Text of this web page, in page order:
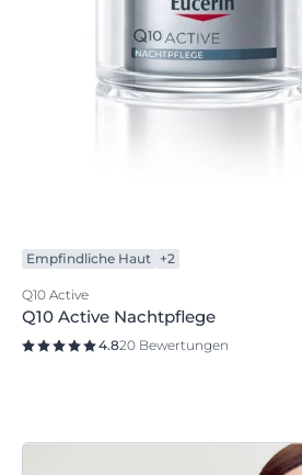
Empfindliche Haut +2
Q10 Active
Q10 Active Nachtpflege
4.820 Bewertungen